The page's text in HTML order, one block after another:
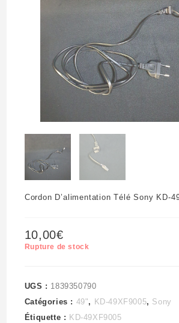
Cordon D’alimentation Télé Sony KD-
10,00€
Rupture de stock
UGS : 1839350790
Catégories : 49", KD-49XF9005, Sony
Étiquette : KD-49XF9005